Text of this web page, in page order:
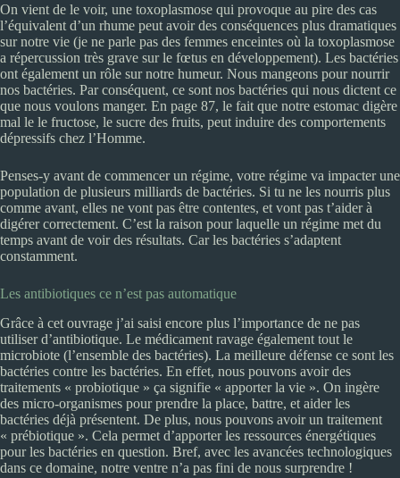
On vient de le voir, une toxoplasmose qui provoque au pire des cas
l’équivalent d’un rhume peut avoir des conséquences plus dramatiques
sur notre vie (je ne parle pas des femmes enceintes où la toxoplasmose
a répercussion très grave sur le fœtus en développement). Les bactéries
ont également un rôle sur notre humeur. Nous mangeons pour nourrir
nos bactéries. Par conséquent, ce sont nos bactéries qui nous dictent ce
que nous voulons manger. En page 87, le fait que notre estomac digère
mal le le fructose, le sucre des fruits, peut induire des comportements
dépressifs chez l’Homme.
Penses-y avant de commencer un régime, votre régime va impacter une
population de plusieurs milliards de bactéries. Si tu ne les nourris plus
comme avant, elles ne vont pas être contentes, et vont pas t’aider à
digérer correctement. C’est la raison pour laquelle un régime met du
temps avant de voir des résultats. Car les bactéries s’adaptent
constamment.
Les antibiotiques ce n’est pas automatique
Grâce à cet ouvrage j’ai saisi encore plus l’importance de ne pas
utiliser d’antibiotique. Le médicament ravage également tout le
microbiote (l’ensemble des bactéries). La meilleure défense ce sont les
bactéries contre les bactéries. En effet, nous pouvons avoir des
traitements « probiotique » ça signifie « apporter la vie ». On ingère
des micro-organismes pour prendre la place, battre, et aider les
bactéries déjà présentent. De plus, nous pouvons avoir un traitement
« prébiotique ». Cela permet d’apporter les ressources énergétiques
pour les bactéries en question. Bref, avec les avancées technologiques
dans ce domaine, notre ventre n’a pas fini de nous surprendre !